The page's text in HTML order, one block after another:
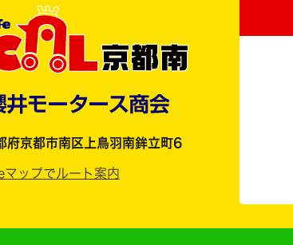
京都市南区上鳥羽南鉾立町6
ップでルート案内